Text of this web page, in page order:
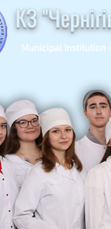
КЗ
Municipal Institution